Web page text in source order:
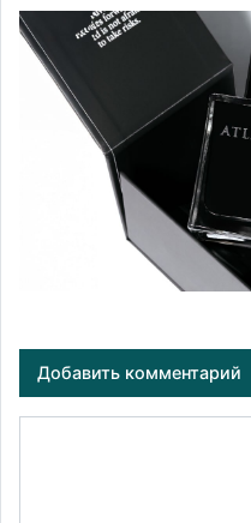
Добавить комментарий